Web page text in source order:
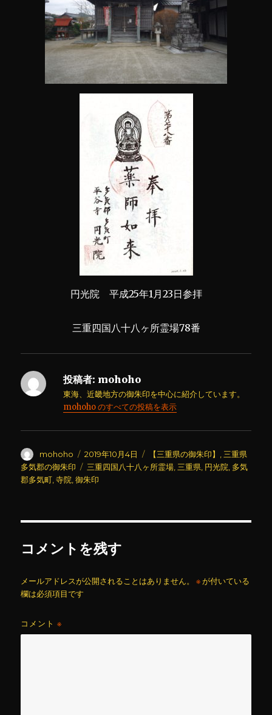
円光院 平成25年1月23日参拝
三重四国八十八ヶ所霊場78番
投稿者: mohoho
東海、近畿地方の御朱印を中心に紹介しています。
mohoho のすべての投稿を表示
投
稿
者
mohoho
投
稿
日:
2019年10月4日
カ
テ
【三重県の御朱印】
三重県
多気郡の御朱印
タ
グ
三重四国八十八ヶ所霊場 三重県 円光院 多気
郡多気町 ,寺院 ,御朱印
コメントを残す
メールアドレスが公開されることはありません。 ※が付いている
欄は必須項目です
コメント※